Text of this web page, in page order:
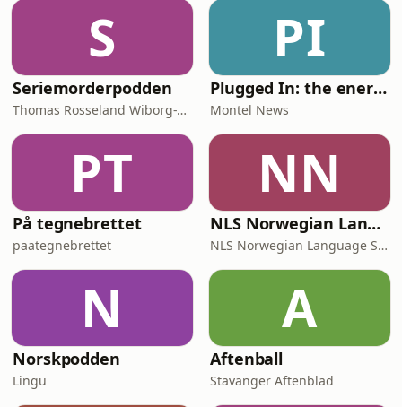
S
Seriemorderpodden
Thomas Rosseland Wiborg-Thune
PI
Plugged In: the energy news podcast
Montel News
PT
På tegnebrettet
paategnebrettet
NN
NLS Norwegian Language Learning Podcast
NLS Norwegian Language School
N
Norskpodden
Lingu
A
Aftenball
Stavanger Aftenblad